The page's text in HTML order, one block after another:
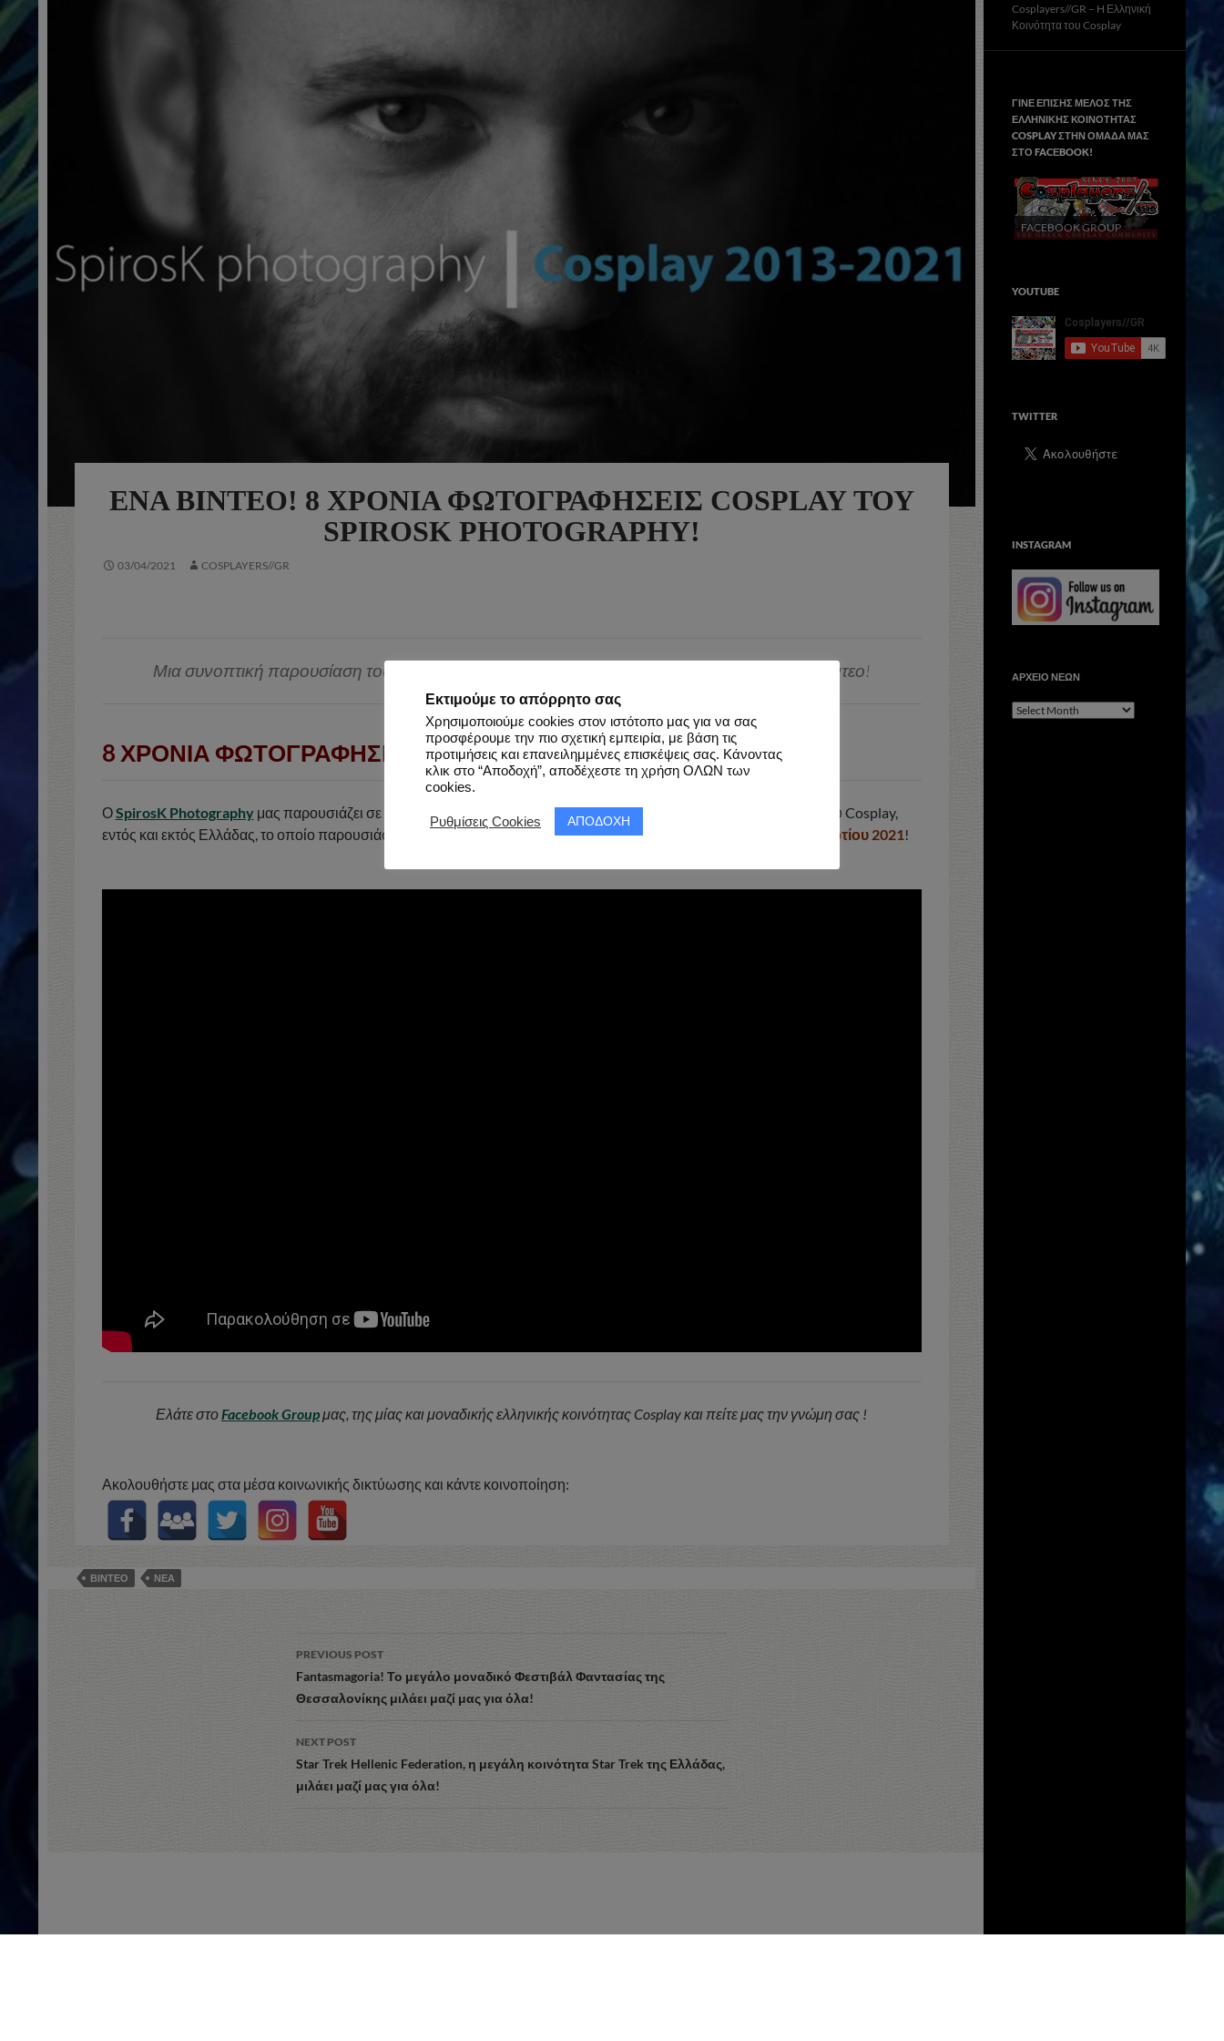
ΈΝΑ ΒΊΝΤΕΟ! 8 ΧΡΌΝΙΑ ΦΩΤΟΓΡΑΦΉΣΕΙΣ COSPLAY ΤΟΥ
SPIROSK PHOTOGRAPHY!
03/04/2021 COSPLAYERS//GR
Μια συνοπτική παρουσίαση του Φωτογραφήσεων Cosplay του SpirosK Photography σε ένα βίντεο!
8 ΧΡΟΝΙΑ ΦΩΤΟΓΡΑΦΗΣΕΙΣ COSPLAYS !
ΟSpirosK Photographyμας παρουσιάζει σε ένα βίντεο8 χρόνια φωτογραφήσεων(
) του στον χώρο του Cosplay,
εντός και εκτός Ελλάδας, το οποίο παρουσιάστηκε διαδικτυακά στηνΕλληνική Φωτογραφική Εταιρεία 31 Μαρτίου 2021!
Ελάτε στοFacebook Groupμας, της μίας και μοναδικής ελληνικής κοινότητας Cosplay και πείτε μας την γνώμη σας !
Ακολουθήστε μας στα μέσα κοινωνικής δικτύωσης και κάντε κοινοποίηση:
ΒΙΝΤΕΟ ΝΕΑ
Post
navigation
PREVIOUS POST
Fantasmagoria! Το μεγάλο μοναδικό Φεστιβάλ Φαντασίας της
Θεσσαλονίκης μιλάει μαζί μας για όλα!
NEXT POST
Star Trek Hellenic Federation, η μεγάλη κοινότητα Star Trek της Ελλάδας,
μιλάει μαζί μας για όλα!
Cosplayers//GR – H Ελληνική
Κοινότητα του Cosplay
ΓΙΝΕ ΕΠΙΣΗΣ ΜΕΛΟΣ ΤΗΣ
ΕΛΛΗΝΙΚΗΣ ΚΟΙΝΟΤΗΤΑΣ
COSPLAY ΣΤΗΝ ΟΜΑΔΑ ΜΑΣ
ΣΤΟ FACΕBOOK!
FACEBOOK GROUP
YOUTUBE
TWITTER
INSTAGRAM
ΑΡΧΕΙΟ ΝΕΩΝ
ΑΡΧΕΙΟ
Εκτιμούμε το απόρρητο σας
Χρησιμοποιούμε cookies στον ιστότοπο μας για να σας
προσφέρουμε την πιο σχετική εμπειρία, με βάση τις
προτιμήσεις και επανειλημμένες επισκέψεις σας. Κάνοντας
κλικ στο “Αποδοχή”, αποδέχεστε τη χρήση ΟΛΩΝ των
cookies.
Ρυθμίσεις Cookies ΑΠΟΔΟΧΗ